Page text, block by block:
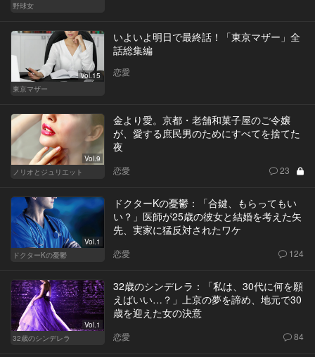
野球女
Vol.15
東京マザー
いよいよ明日で最終話！「東京マザー」全
話総集編
恋愛
Vol.9
ノリオとジュリエット
金より愛。京都・老舗和菓子屋のご令嬢
が、愛する庶民男のためにすべてを捨てた
夜
恋愛 23
Vol.1
ドクターKの憂鬱
ドクターKの憂鬱：「合鍵、もらってもい
い？」医師が25歳の彼女と結婚を考えた矢
先、実家に猛反対されたワケ
恋愛 124
Vol.1
32歳のシンデレラ
32歳のシンデレラ：「私は、30代に何を願
えばいい…？」上京の夢を諦め、地元で30
歳を迎えた女の決意
恋愛 84